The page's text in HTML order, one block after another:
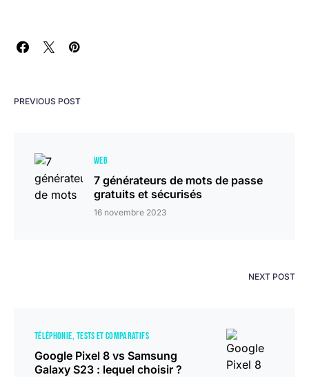
PREVIOUS POST
WEB
7 générateurs de mots de passe
gratuits et sécurisés
16 novembre 2023
NEXT POST
TÉLÉPHONIE TESTS ET COMPARATIFS
Google Pixel 8 vs Samsung
Galaxy S23 : lequel choisir ?